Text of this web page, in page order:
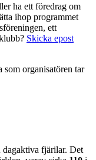
ha ett föredrag om
ihop programmet
ett
Skicka epost
som organisatören tar
dagaktiva fjärilar. Det